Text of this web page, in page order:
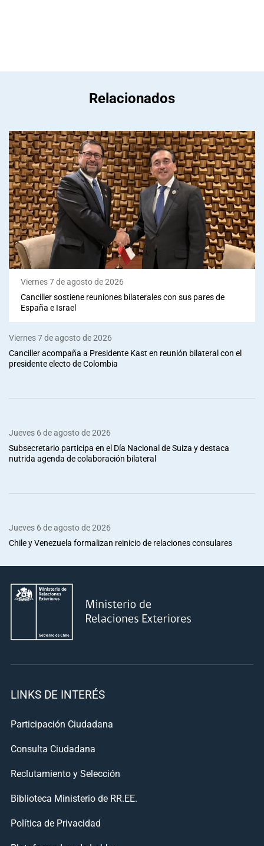
Relacionados
Viernes 7 de agosto de 2026
Canciller sostiene reuniones bilaterales con sus pares de
España e Israel
Viernes 7 de agosto de 2026
Canciller acompaña a Presidente Kast en reunión bilateral con el
presidente electo de Colombia
Jueves 6 de agosto de 2026
Subsecretario participa en el Día Nacional de Suiza y destaca
nutrida agenda de colaboración bilateral
Jueves 6 de agosto de 2026
Chile y Venezuela formalizan reinicio de relaciones consulares
LINKS DE INTERÉS
Participación Ciudadana
Consulta Ciudadana
Reclutamiento y Selección
Biblioteca Ministerio de RR.EE.
Política de Privacidad